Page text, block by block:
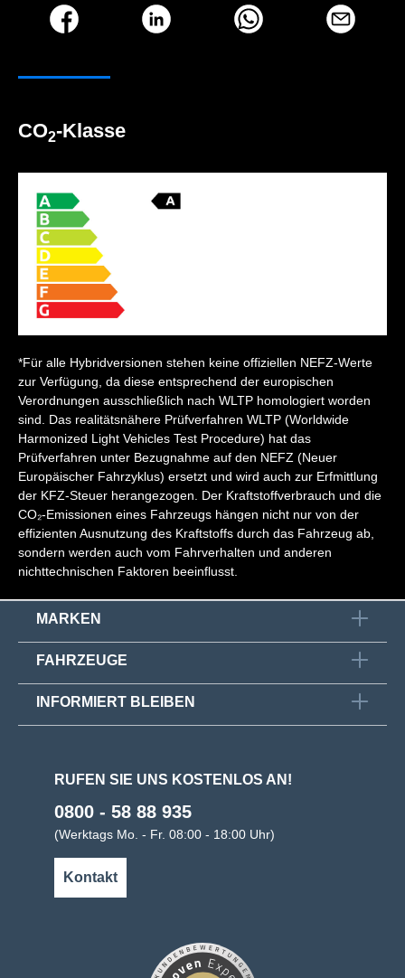
CO2-Klasse
*Für alle Hybridversionen stehen keine offiziellen NEFZ-Werte
zur Verfügung, da diese entsprechend der europischen
Verordnungen ausschließlich nach WLTP homologiert worden
sind. Das realitätsnähere Prüfverfahren WLTP (Worldwide
Harmonized Light Vehicles Test Procedure) hat das
Prüfverfahren unter Bezugnahme auf den NEFZ (Neuer
Europäischer Fahrzyklus) ersetzt und wird auch zur Erfmittlung
der KFZ-Steuer herangezogen. Der Kraftstoffverbrauch und die
CO₂-Emissionen eines Fahrzeugs hängen nicht nur von der
effizienten Ausnutzung des Kraftstoffs durch das Fahrzeug ab,
sondern werden auch vom Fahrverhalten und anderen
nichttechnischen Faktoren beeinflusst.
MARKEN
FAHRZEUGE
INFORMIERT BLEIBEN
RUFEN SIE UNS KOSTENLOS AN!
0800 - 58 88 935
(Werktags Mo. - Fr. 08:00 - 18:00 Uhr)
Kontakt